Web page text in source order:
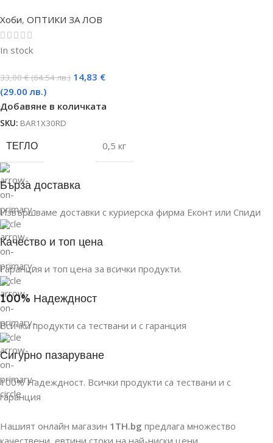
Хоби, ОПТИКИ ЗА ЛОВ
In stock
33,00€ (64.54 лв.) 14,83 €
(29.00 лв.)
Добавяне в количката
SKU: BAR1X30RD
ТЕГЛО 0,5 кг
Бърза доставка
Извършваме доставки с куриерска фирма Еконт или Спиди
Качество и топ цена
Гаранция и топ цена за всички продукти.
100% Надеждност
Всички продукти са тествани и с гаранция
Сигурно пазаруване
100% Надеждност. Всички продукти са тествани и с
гаранция
Нашият онлайн магазин 1TH.bg предлага множество
качествени, евтини стоки на най-ниски цени.